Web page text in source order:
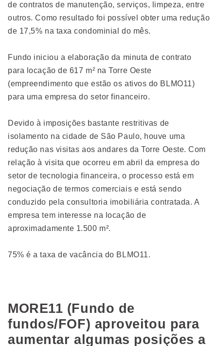
de contratos de manutenção, serviços, limpeza, entre
outros. Como resultado foi possível obter uma redução
de 17,5% na taxa condominial do mês.
Fundo iniciou a elaboração da minuta de contrato
para locação de 617 m² na Torre Oeste
(empreendimento que estão os ativos do BLMO11)
para uma empresa do setor financeiro.
Devido à imposições bastante restritivas de
isolamento na cidade de São Paulo, houve uma
redução nas visitas aos andares da Torre Oeste. Com
relação à visita que ocorreu em abril da empresa do
setor de tecnologia financeira, o processo está em
negociação de termos comerciais e está sendo
conduzido pela consultoria imobiliária contratada. A
empresa tem interesse na locação de
aproximadamente 1.500 m².
75% é a taxa de vacância do BLMO11.
MORE11 (Fundo de
fundos/FOF) aproveitou para
aumentar algumas posições a